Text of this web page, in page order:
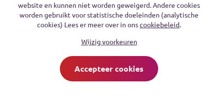
In dit Cookiebeleid betekent "wij", "ons" of "onze" Digitale
Wolven vzw, met de maatschappelijke zetel te Veldkant
33A, 2550 Kontich en met ondernemingsnummer
verwerkingsverantwoordelijke voor wat betreft de
persoonsgegevens die wij verzamelen in het kader van uw
website en kunnen niet worden geweigerd. Andere cookies
worden gebruikt voor statistische doeleinden (analytische
cookies) Lees er meer over in onscookiebeleid.
Wijzig voorkeuren
Accepteer cookies